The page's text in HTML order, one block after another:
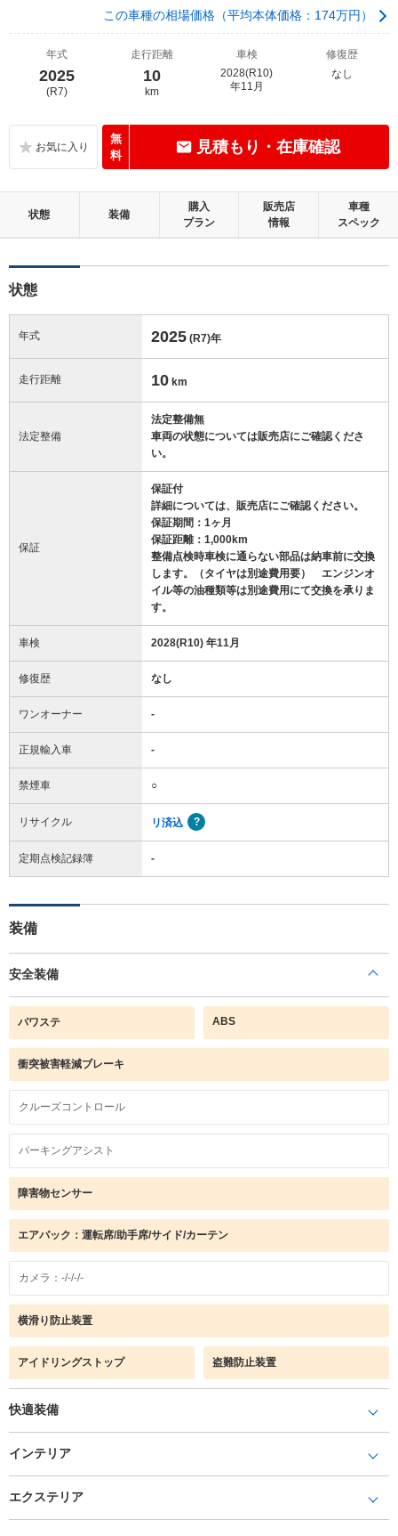
この車種の相場価格（平均本体価格：174万円）
年式
2025
(R7)
走行距離
10
km
車検
2028(R10)
年11月
修復歴
なし
無
料
見積もり・在庫確認
状態 装備
購入
プラン
販売店
情報
車種
スペック
状態
年式 2025 (R7)年
走行距離 10 km
法定整備
法定整備無
車両の状態については販売店にご確認くださ
い。
保証
保証付
詳細については、販売店にご確認ください。
保証期間：1ヶ月
保証距離：1,000km
整備点検時車検に通らない部品は納車前に交換
します。（タイヤは別途費用要） エンジンオ
イル等の油種類等は別途費用にて交換を承りま
す。
車検 2028(R10) 年11月
修復歴 なし
ワンオーナー -
正規輸入車 -
禁煙車 ○
リサイクル リ済込
定期点検記録簿 -
装備
安全装備
パワステ ABS
衝突被害軽減ブレーキ
クルーズコントロール
パーキングアシスト
障害物センサー
エアバック：運転席/助手席/サイド/カーテン
カメラ：-/-/-/-
横滑り防止装置
アイドリングストップ 盗難防止装置
快適装備
インテリア
エクステリア